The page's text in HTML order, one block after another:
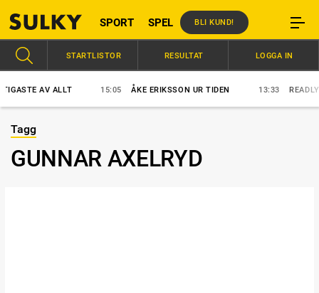
SPORT SPEL BLI KUND!
AV ALLT 15:05 ÅKE ERIKSSON UR TIDEN 13:33 READLY
STARTLISTOR RESULTAT LOGGA IN
Tagg
GUNNAR AXELRYD